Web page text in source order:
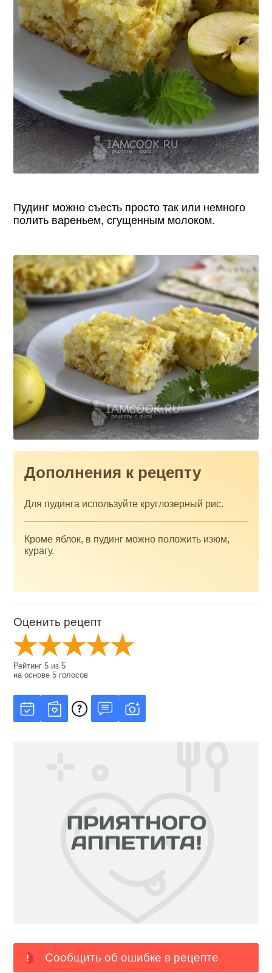
Пудинг можно съесть просто так или немного
полить вареньем, сгущенным молоком.
Дополнения к рецепту
Для пудинга используйте круглозерный рис.
Кроме яблок, в пудинг можно положить изюм,
курагу.
Оценить рецепт
Рейтинг5 из5
на основе5 голосов
Сообщить об ошибке в рецепте